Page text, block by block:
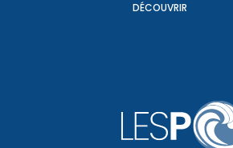
DÉCOUVRIR